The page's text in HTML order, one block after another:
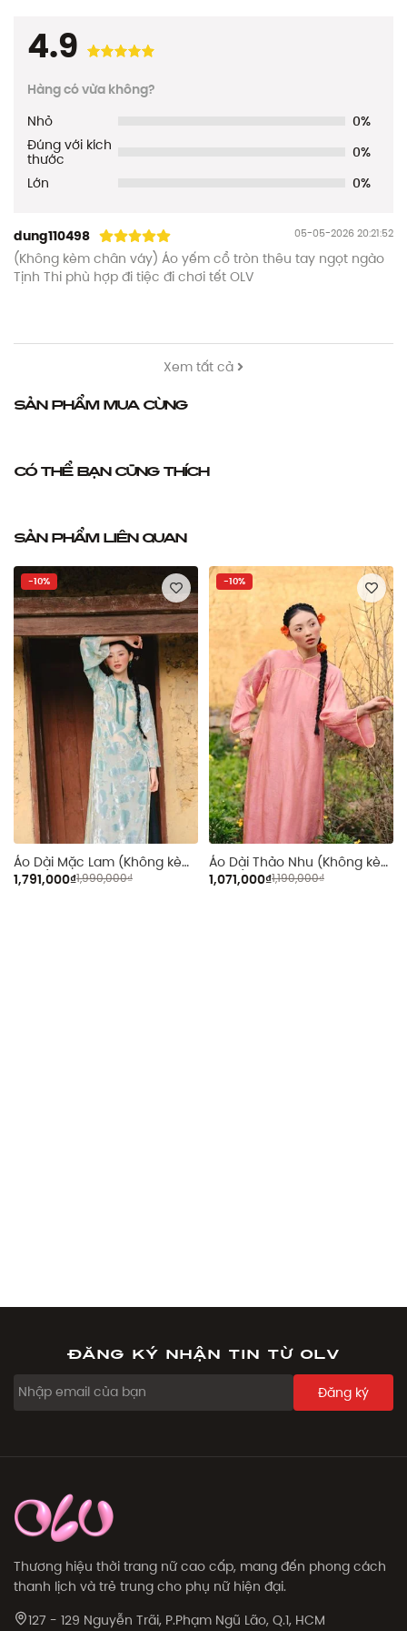
4.9
Hàng có vừa không?
Nhỏ
0%
Đúng với kích
thước
0%
Lớn
0%
dung110498 05-05-2026 20:21:52
(Không kèm chân váy) Áo yếm cổ tròn thêu tay ngọt ngào
Tịnh Thi phù hợp đi tiệc đi chơi tết OLV
Xem tất cả
Sản phẩm mua cùng
Có thể bạn cũng thích
Sản phẩm liên quan
-10%
Áo Dài Mặc Lam (Không kèm
quần)
1,791,000₫1,990,000₫
-10%
Áo Dài Thảo Nhu (Không kèm
quần)
1,071,000₫1,190,000₫
Đăng ký nhận tin từ OLV
Đăng ký
Thương hiệu thời trang nữ cao cấp, mang đến phong cách
thanh lịch và trẻ trung cho phụ nữ hiện đại.
127 - 129 Nguyễn Trãi, P.Phạm Ngũ Lão, Q.1, HCM